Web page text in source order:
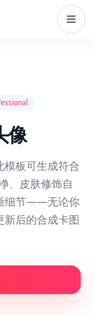
像
模板可生成符合
、皮肤修饰自
细节——无论你
新后的合成卡图